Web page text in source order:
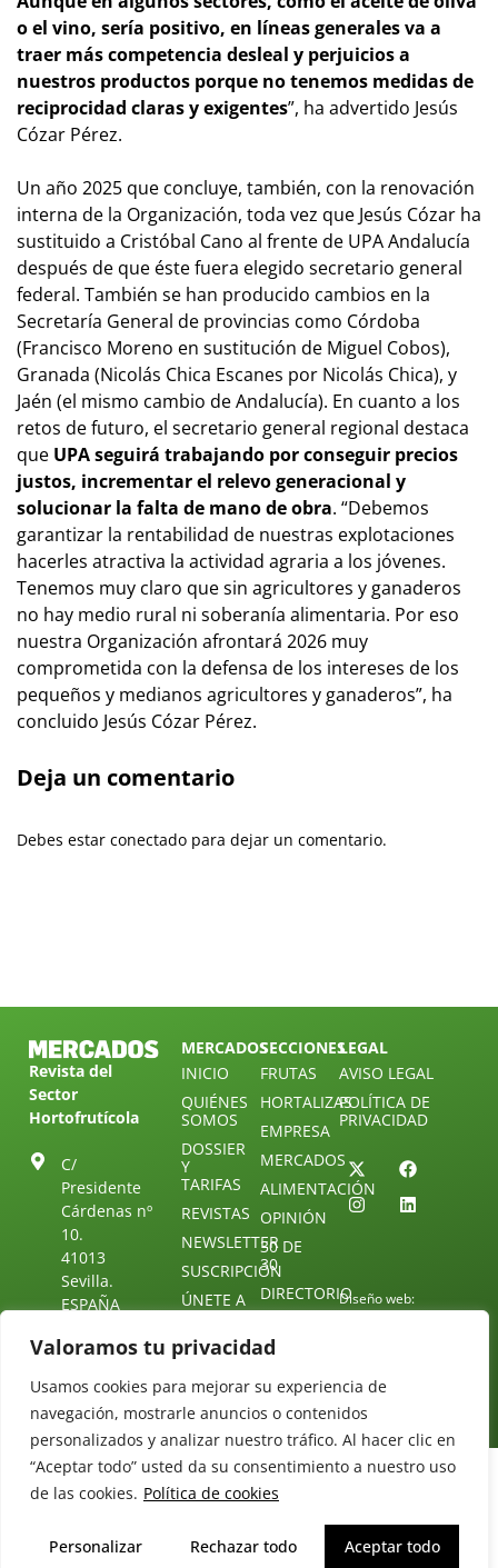
Valoramos tu privacidad
Usamos cookies para mejorar su experiencia de
navegación, mostrarle anuncios o contenidos
personalizados y analizar nuestro tráfico. Al hacer clic en
“Aceptar todo” usted da su consentimiento a nuestro uso
de las cookies. Política de cookies
Personalizar Rechazar todo Aceptar todo
o el vino, sería positivo, en líneas generales va a
traer más competencia desleal y perjuicios a
nuestros productos porque no tenemos medidas de
reciprocidad claras y exigentes”, ha advertido Jesús
Cózar Pérez.
Un año 2025 que concluye, también, con la renovación
interna de la Organización, toda vez que Jesús Cózar ha
sustituido a Cristóbal Cano al frente de UPA Andalucía
después de que éste fuera elegido secretario general
federal. También se han producido cambios en la
Secretaría General de provincias como Córdoba
(Francisco Moreno en sustitución de Miguel Cobos),
Granada (Nicolás Chica Escanes por Nicolás Chica), y
Jaén (el mismo cambio de Andalucía). En cuanto a los
retos de futuro, el secretario general regional destaca
que UPA seguirá trabajando por conseguir precios
justos, incrementar el relevo generacional y
solucionar la falta de mano de obra. “Debemos
garantizar la rentabilidad de nuestras explotaciones
hacerles atractiva la actividad agraria a los jóvenes.
Tenemos muy claro que sin agricultores y ganaderos
no hay medio rural ni soberanía alimentaria. Por eso
nuestra Organización afrontará 2026 muy
comprometida con la defensa de los intereses de los
pequeños y medianos agricultores y ganaderos”, ha
concluido Jesús Cózar Pérez.
Deja un comentario
Debes estar conectado para dejar un comentario.
Revista del
Sector
Hortofrutícola
C/
Presidente
Cárdenas nº
10.
41013
Sevilla.
ESPAÑA
Tel: (+34) 954
25 88 51
redaccion@revistamercados.com
MERCADOS
INICIO
QUIÉNES
SOMOS
DOSSIER
Y
TARIFAS
REVISTAS
NEWSLETTER
SUSCRIPCIÓN
ÚNETE A
NUESTRO
TELEGRAM
SECCIONES
FRUTAS
HORTALIZAS
EMPRESA
MERCADOS
ALIMENTACIÓN
OPINIÓN
30 DE
30
DIRECTORIO
LEGAL
AVISO LEGAL
POLÍTICA DE
PRIVACIDAD
Diseño web: